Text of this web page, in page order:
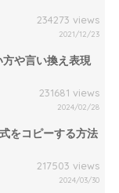
234273 views
2021/12/23
方や言い換え表現
231681 views
2024/02/28
をコピーする方法
217503 views
2024/03/30